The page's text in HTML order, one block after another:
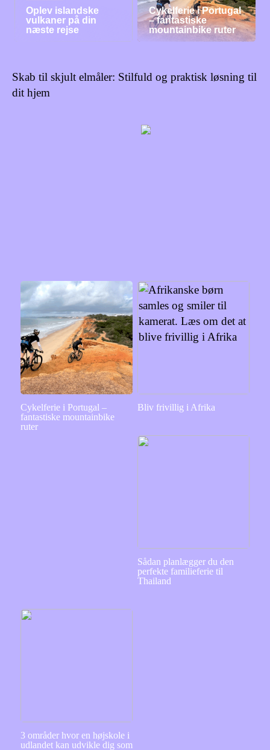
Oplev islandske
vulkaner på din
næste rejse
Cykelferie i Portugal
– fantastiske
mountainbike ruter
Skab til skjult elmåler: Stilfuld og praktisk løsning til
dit hjem
Cykelferie i Portugal –
fantastiske mountainbike
ruter
Bliv frivillig i Afrika
Sådan planlægger du den
perfekte familieferie til
Thailand
3 områder hvor en højskole i
udlandet kan udvikle dig som